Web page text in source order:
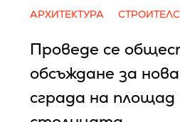
АРХИТЕКТУРА
Проведе се
обсъждане за
сграда на площад